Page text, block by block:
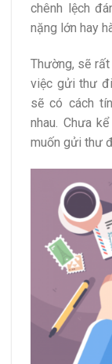
chênh lệch
nặng lớn hay
Thường, sẽ
việc gửi thư
sẽ có cách
nhau. Chưa
muốn gửi thư